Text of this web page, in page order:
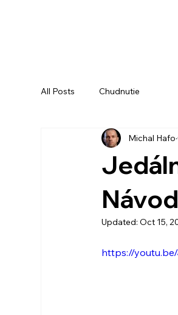
All Posts Chudnutie
Michal Hafo
Updated:Oct 15,
https://